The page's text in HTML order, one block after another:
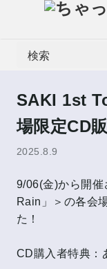
検索
SAKI 1st
場限定CD
2025.8.9
9/06(金)から開
Rain」＞の各会
た！
CD購入者特典：